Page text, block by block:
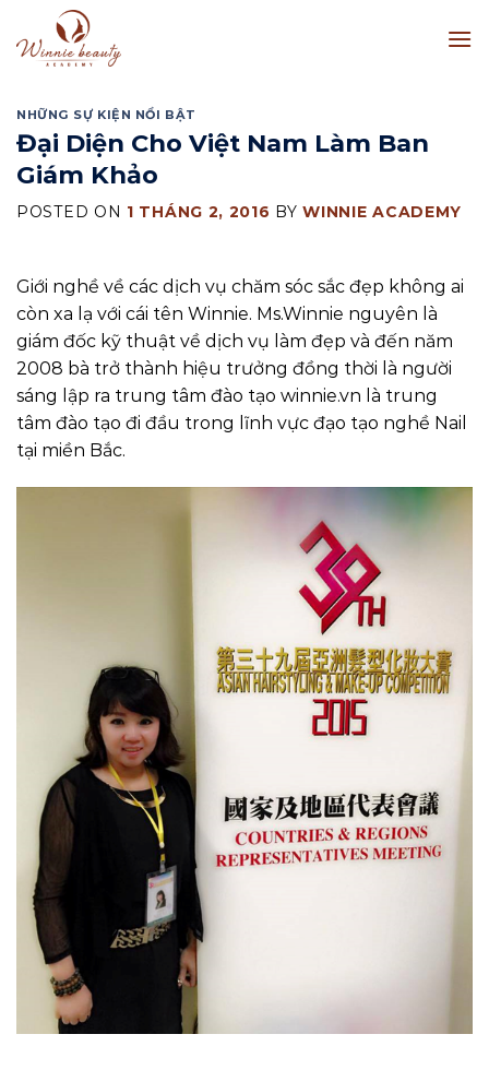
to
content
NHỮNG SỰ KIỆN NỔI BẬT
Đại Diện Cho Việt Nam Làm Ban
Giám Khảo
POSTED ON 1 THÁNG 2, 2016 BYWINNIE ACADEMY
Giới nghề về các dịch vụ chăm sóc sắc đẹp không ai
còn xa lạ với cái tên Winnie. Ms.Winnie nguyên là
giám đốc kỹ thuật về dịch vụ làm đẹp và đến năm
2008 bà trở thành hiệu trưởng đồng thời là người
sáng lập ra trung tâm đào tạo winnie.vn là trung
tâm đào tạo đi đầu trong lĩnh vực đạo tạo nghề Nail
tại miền Bắc.